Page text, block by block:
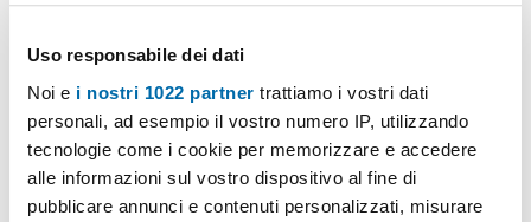
Uso responsabile dei dati
Noi e i nostri 1022 partner trattiamo i vostri dati
personali, ad esempio il vostro numero IP, utilizzando
tecnologie come i cookie per memorizzare e accedere
alle informazioni sul vostro dispositivo al fine di
pubblicare annunci e contenuti personalizzati, misurare